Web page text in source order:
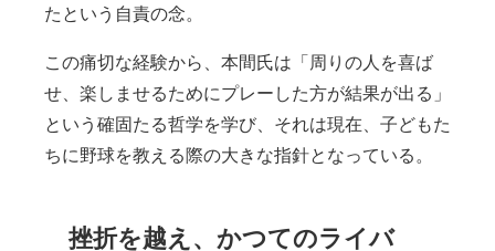
たという自責の念。
この痛切な経験から、本間氏は「周りの人を喜ば
せ、楽しませるためにプレーした方が結果が出る」
という確固たる哲学を学び、それは現在、子どもた
ちに野球を教える際の大きな指針となっている。
挫折を越え、かつてのライバ